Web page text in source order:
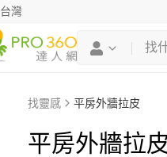
台灣
找靈感 平房外牆拉皮
平房外牆拉